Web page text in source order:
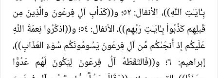
بِـَٔایَـٰتِ اللَّهِ))، الأنفال: ٥٢؛ و((كَدَأبِ آلِ فِرعَونَ والَّذِينَ مِن
قَبلِهِم كَذَّبُوا۟ بِـَٔایَـٰتِ رَبِّهِم))، الأنفال: ٥٤؛ و((اذكُرُوا نِعمَةَ اللَّهِ
عَلَیكُم إِذ أَنجَىٰكُم مِّن آلِ فِرعَونَ یَسُومُونَكُم سُوۤءَ العَذَابِ))،
إبراهيم: ٦؛ و((فَالتَقَطَهُ آلُ فِرعَونَ لِيَكُونَ لَهُم عَدُوًّا